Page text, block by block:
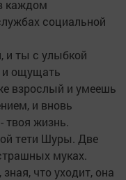
каждом
социальной
и ты с улыбкой
и ощущать
взрослый и умеешь
и вновь
твоя жизнь.
тети Шуры. Две
муках.
что уходит, она